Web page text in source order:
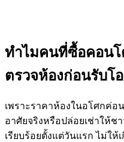
ทำไมคนที่ซื้อคอนโ
ตรวจห้องก่อนรับโ
เพราะราคาห้องในอโศกค่อ
อาศัยจริงหรือปล่อยเช่าให้ช
เรียบร้อยตั้งแต่วันแรก ไม่ใ